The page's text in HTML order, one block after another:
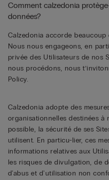
Comment calzedonia
données?
Calzedonia accorde beaucoup
Nous nous engageons, en
privée des Utilisateurs de nos
nous procédons, nous
Policy.
Calzedonia adopte des
organisationnelles destinées à
possible, la sécurité de ses
utilisent. En particu-lier, ces
informations relatives aux
les risques de divulgation, de
d'abus et d'utilisation non